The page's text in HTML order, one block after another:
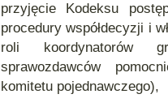
przyjęcie Kodeksu
procedury współdecyzji i
roli koordynatorów
sprawozdawców
komitetu pojednawczego),